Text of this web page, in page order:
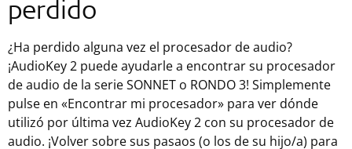
perdido
¿Ha perdido alguna vez el procesador de audio?
¡AudioKey 2 puede ayudarle a encontrar su procesador
de audio de la serie SONNET o RONDO 3! Simplemente
pulse en «Encontrar mi procesador» para ver dónde
utilizó por última vez AudioKey 2 con su procesador de
audio. ¡Volver sobre sus pasaos (o los de su hijo/a) para